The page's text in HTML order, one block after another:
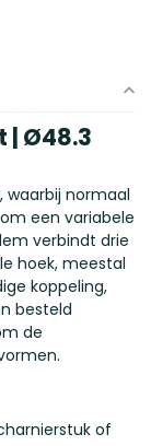
| Ø48.3
waarbij normaal
een variabele
verbindt drie
hoek, meestal
koppeling,
besteld
de
of